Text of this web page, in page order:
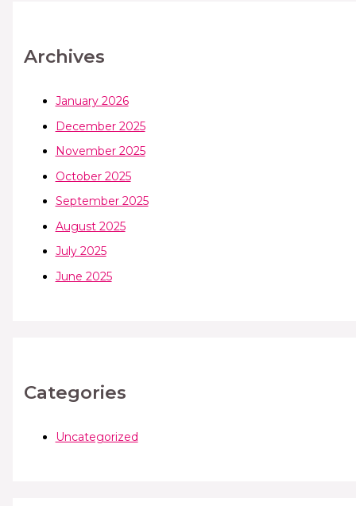
Archives
January 2026
December 2025
November 2025
October 2025
September 2025
August 2025
July 2025
June 2025
Categories
Uncategorized